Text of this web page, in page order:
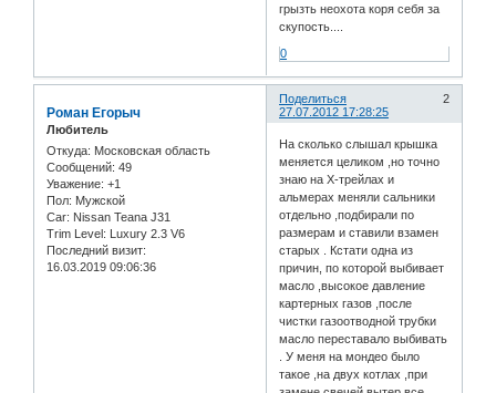
грызть неохота коря себя за
скупость....
0
Поделиться
2
27.07.2012 17:28:25
Роман Егорыч
Любитель
Откуда: Московская область
Сообщений: 49
Уважение: +1
Пол: Мужской
Car: Nissan Teana J31
Trim Level: Luxury 2.3 V6
Последний визит:
16.03.2019 09:06:36
На сколько слышал крышка
меняется целиком ,но точно
знаю на Х-трейлах и
альмерах меняли сальники
отдельно ,подбирали по
размерам и ставили взамен
старых . Кстати одна из
причин, по которой выбивает
масло ,высокое давление
картерных газов ,после
чистки газоотводной трубки
масло переставало выбивать
. У меня на мондео было
такое ,на двух котлах ,при